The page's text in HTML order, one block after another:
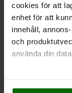
cookies för att
enhet för att
innehåll,
och
använda din
Samla in
Köp